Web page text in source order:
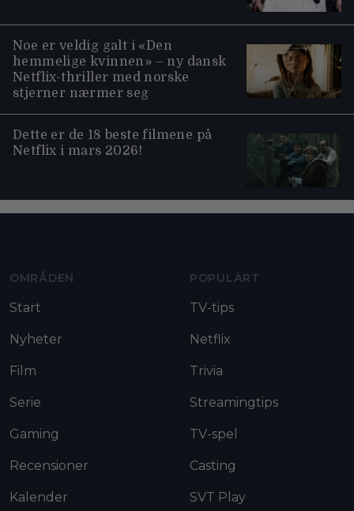
Noe er veldig galt i «Den
hemmelige kvinnen» – ny dansk
Netflix-thriller med norske
stjerner nærmer seg
Dette er de 18 beste filmene på
Netflix i mars 2026!
OMRÅDEN
Start
Nyheter
Film
Serie
Gaming
Recensioner
Kalender
POPULÄRT
TV-tips
Netflix
Trivia
Streamingtips
TV-spel
Casting
SVT Play